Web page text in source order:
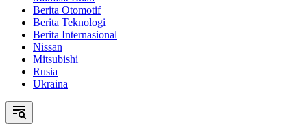
Berita Otomotif
Berita Teknologi
Berita Internasional
Nissan
Mitsubishi
Rusia
Ukraina